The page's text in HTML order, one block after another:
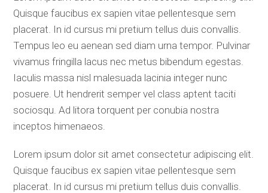
Quisque faucibus ex sapien vitae pellentesque sem
placerat. In id cursus mi pretium tellus duis convallis.
Tempus leo eu aenean sed diam urna tempor. Pulvinar
vivamus fringilla lacus nec metus bibendum egestas.
Iaculis massa nisl malesuada lacinia integer nunc
posuere. Ut hendrerit semper vel class aptent taciti
sociosqu. Ad litora torquent per conubia nostra
inceptos himenaeos.
Lorem ipsum dolor sit amet consectetur adipiscing elit.
Quisque faucibus ex sapien vitae pellentesque sem
placerat. In id cursus mi pretium tellus duis convallis.